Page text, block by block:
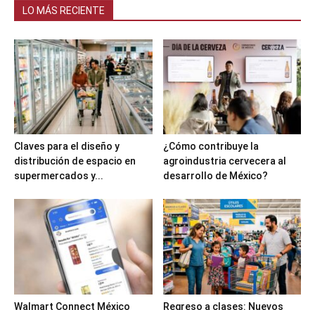
LO MÁS RECIENTE
Claves para el diseño y
distribución de espacio en
supermercados y...
¿Cómo contribuye la
agroindustria cervecera al
desarrollo de México?
Walmart Connect México
Regreso a clases: Nuevos